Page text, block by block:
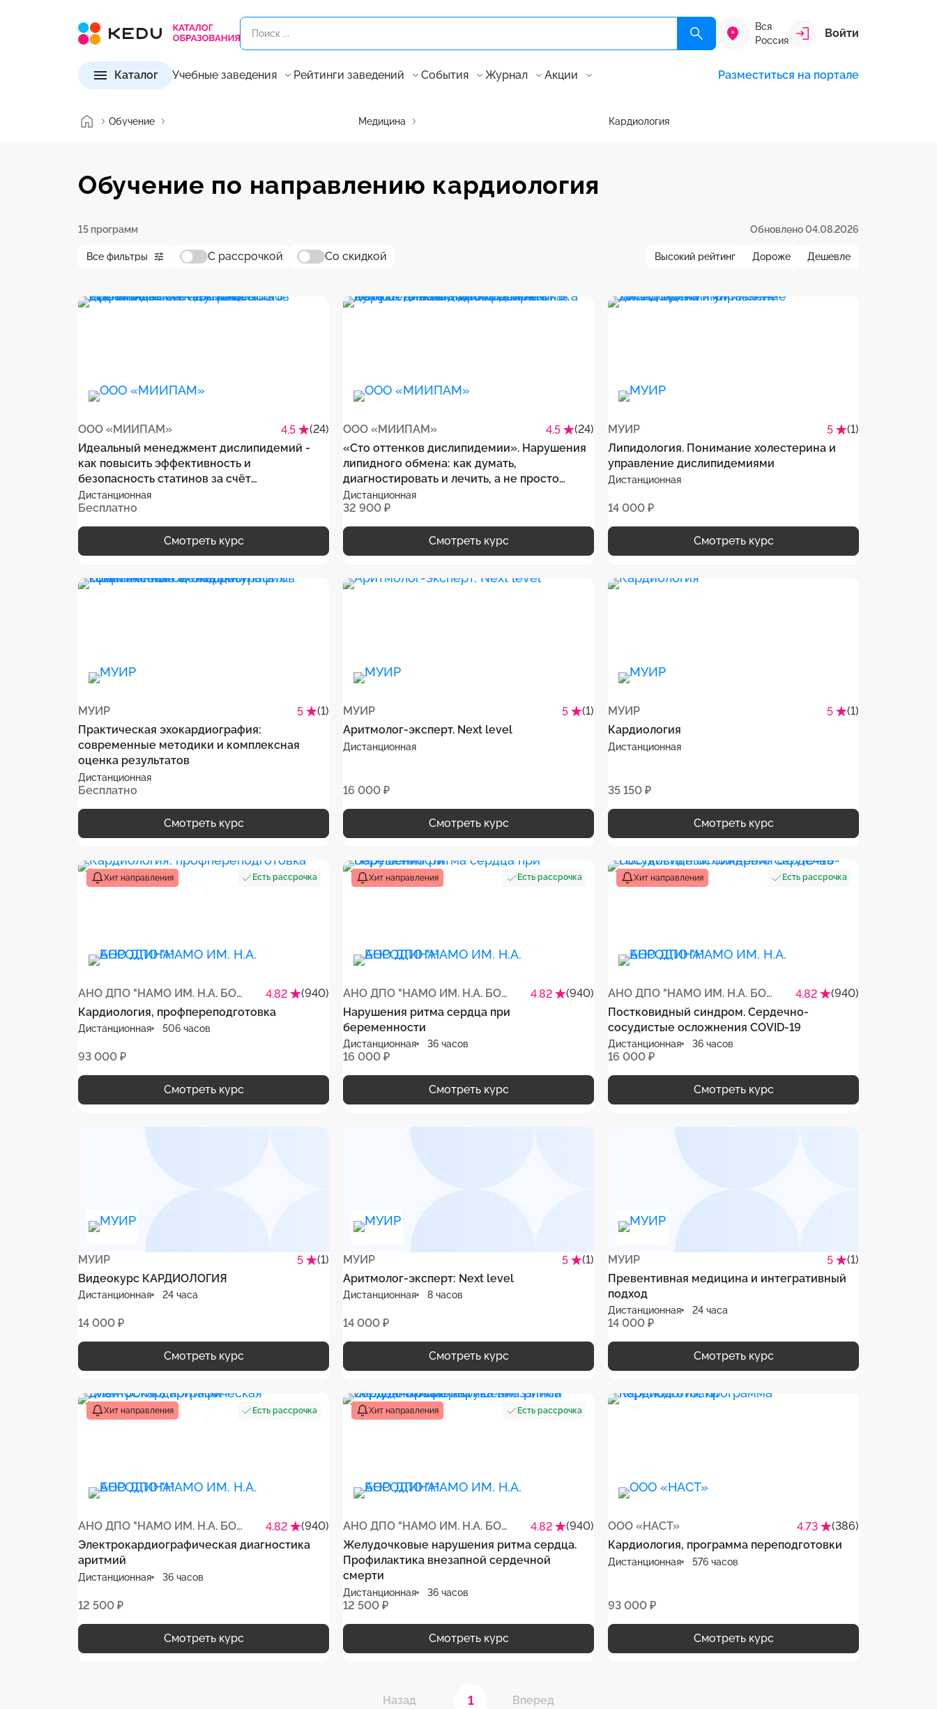
Вся
Россия
Войти
Каталог Учебные заведения Рейтинги заведений События Журнал Акции Разместиться на портале
Обучение Медицина Кардиология
Обучение по направлению кардиология
15 программ Обновлено 04.08.2026
Все фильтры С рассрочкой Со скидкой Высокий рейтинг Дороже Дешевле
ООО «МИИПАМ» 4.5
(24)
Идеальный менеджмент дислипидемий -
как повысить эффективность и
безопасность статинов за счёт
нутрицевтиков
Дистанционная
Бесплатно
Смотреть курс
ООО «МИИПАМ» 4.5
(24)
«Сто оттенков дислипидемии». Нарушения
липидного обмена: как думать,
диагностировать и лечить, а не просто
назначать препараты
Дистанционная
32 900 ₽
Смотреть курс
МУИР 5
(1)
Липидология. Понимание холестерина и
управление дислипидемиями
Дистанционная
14 000 ₽
Смотреть курс
МУИР 5
(1)
Практическая эхокардиография:
современные методики и комплексная
оценка результатов
Дистанционная
Бесплатно
Смотреть курс
МУИР 5
(1)
Аритмолог-эксперт. Next level
Дистанционная
16 000 ₽
Смотреть курс
МУИР 5
(1)
Кардиология
Дистанционная
35 150 ₽
Смотреть курс
Хит направления Есть рассрочка
АНО ДПО "НАМО ИМ. Н.А. БОРОДИНА" 4.82
(940)
Кардиология, профпереподготовка
Дистанционная 506 часов
93 000 ₽
Смотреть курс
Хит направления Есть рассрочка
АНО ДПО "НАМО ИМ. Н.А. БОРОДИНА" 4.82
(940)
Нарушения ритма сердца при
беременности
Дистанционная 36 часов
16 000 ₽
Смотреть курс
Хит направления Есть рассрочка
АНО ДПО "НАМО ИМ. Н.А. БОРОДИНА" 4.82
(940)
Постковидный синдром. Сердечно-
сосудистые осложнения COVID-19
Дистанционная 36 часов
16 000 ₽
Смотреть курс
МУИР 5
(1)
Видеокурс КАРДИОЛОГИЯ
Дистанционная 24 часа
14 000 ₽
Смотреть курс
МУИР 5
(1)
Аритмолог-эксперт: Next level
Дистанционная 8 часов
14 000 ₽
Смотреть курс
МУИР 5
(1)
Превентивная медицина и интегративный
подход
Дистанционная 24 часа
14 000 ₽
Смотреть курс
Хит направления Есть рассрочка
АНО ДПО "НАМО ИМ. Н.А. БОРОДИНА" 4.82
(940)
Электрокардиографическая диагностика
аритмий
Дистанционная 36 часов
12 500 ₽
Смотреть курс
Хит направления Есть рассрочка
АНО ДПО "НАМО ИМ. Н.А. БОРОДИНА" 4.82
(940)
Желудочковые нарушения ритма сердца.
Профилактика внезапной сердечной
смерти
Дистанционная 36 часов
12 500 ₽
Смотреть курс
ООО «НАСТ» 4.73
(386)
Кардиология, программа переподготовки
Дистанционная 576 часов
93 000 ₽
Смотреть курс
Назад 1 Вперед